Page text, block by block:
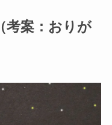
考案：おりが